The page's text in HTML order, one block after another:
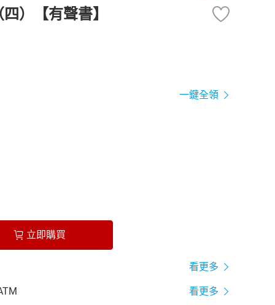
）【有聲書】
一鍵全領
立即購買
看更多
看更多